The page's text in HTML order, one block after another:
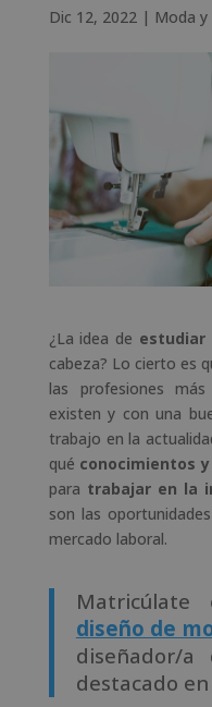
Dic 12, 2022| Moda y
¿La idea de estudiar
cabeza? Lo cierto es
las profesiones
existen y con una
trabajo en la
qué conocimientos
para trabajar en la
son las
mercado laboral.
diseño de
diseñador/
destacado